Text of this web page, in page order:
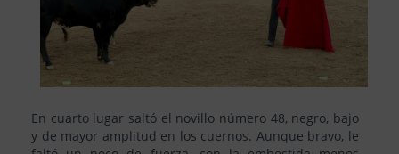
En cuarto lugar saltó el novillo número 48, negro, bajo
y de mayor amplitud en los cuernos. Aunque bravo, le